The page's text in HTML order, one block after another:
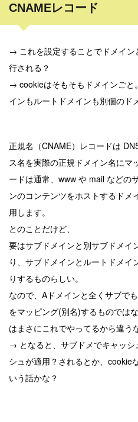
CNAMEレコード
→ これを設定することでドメイ
行される？
→ cookieはそもそもドメインごと
インもルートドメインも別個のド
正規名（CNAME）レコードは
ス名を実際の正規ドメイン名にマ
ードは通常、www や mail などの
ンのコンテンツをホストするドメ
用します。
とのことだけど、
要はサブドメインと別サブドメイ
り、サブドメインとルートドメイ
りするものらしい。
なので、Aドメインと全くサブで
をマッピング(別名)するものでは
はまさにこれでやってるから違うな
→ となると、サブドメでキャッシ
シュが適用？されるとか、cookie
いう話かな？